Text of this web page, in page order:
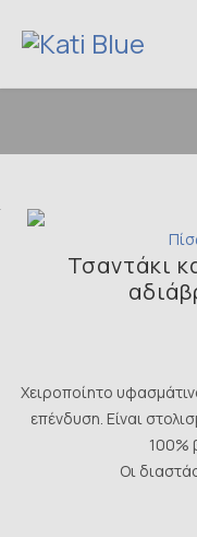
Τσαντάκι
Χειροποίητο
επένδυση. Είναι
100%
Οι